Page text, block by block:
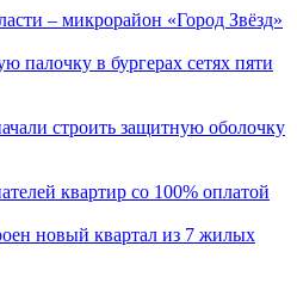
– микрорайон «Город Звёзд»
палочку в бургерах сетях пяти
строить защитную оболочку
квартир со 100% оплатой
новый квартал из 7 жилых